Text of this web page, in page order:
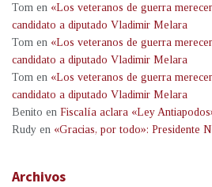
Tom en «Los veteranos de guerra
candidato a diputado Vladimir Melara
Tom en «Los veteranos de guerra
candidato a diputado Vladimir Melara
Tom en «Los veteranos de guerra
candidato a diputado Vladimir Melara
Benito en Fiscalía aclara «Ley
Rudy en «Gracias, por todo»: Presidente
Archivos